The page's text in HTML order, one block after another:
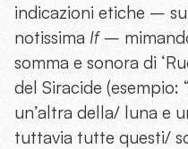
indicazioni etiche –
notissima If –
somma e sonora di
del Siracide (esempio:
un’altra della/ luna e
tuttavia tutte questi/